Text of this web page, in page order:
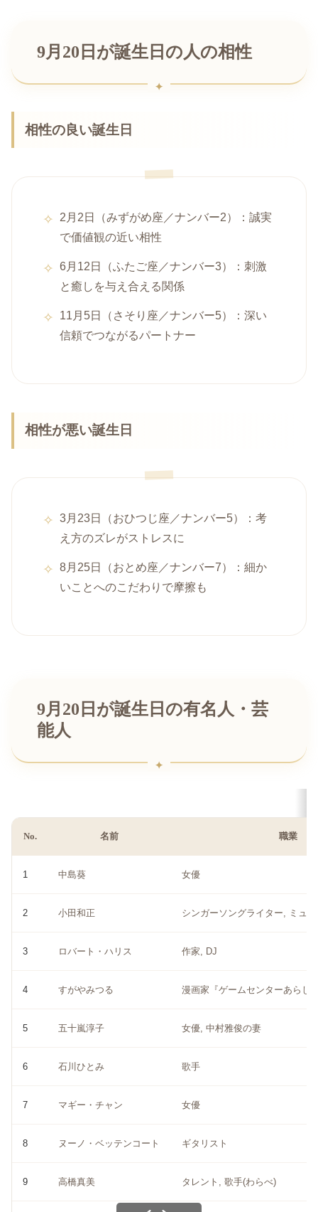
9月20日が誕生日の人の相性
相性の良い誕生日
2月2日（みずがめ座／ナンバー2）：誠実
で価値観の近い相性
6月12日（ふたご座／ナンバー3）：刺激
と癒しを与え合える関係
11月5日（さそり座／ナンバー5）：深い
信頼でつながるパートナー
相性が悪い誕生日
3月23日（おひつじ座／ナンバー5）：考
え方のズレがストレスに
8月25日（おとめ座／ナンバー7）：細か
いことへのこだわりで摩擦も
9月20日が誕生日の有名人・芸
能人
No. 名前 職業
1 中島葵 女優
2 小田和正 シンガーソングライター, ミュ
3 ロバート・ハリス 作家, DJ
4 すがやみつる 漫画家『ゲームセンターあらし
5 五十嵐淳子 女優, 中村雅俊の妻
6 石川ひとみ 歌手
7 マギー・チャン 女優
8 ヌーノ・ベッテンコート ギタリスト
9 高橋真美 タレント, 歌手(わらべ)